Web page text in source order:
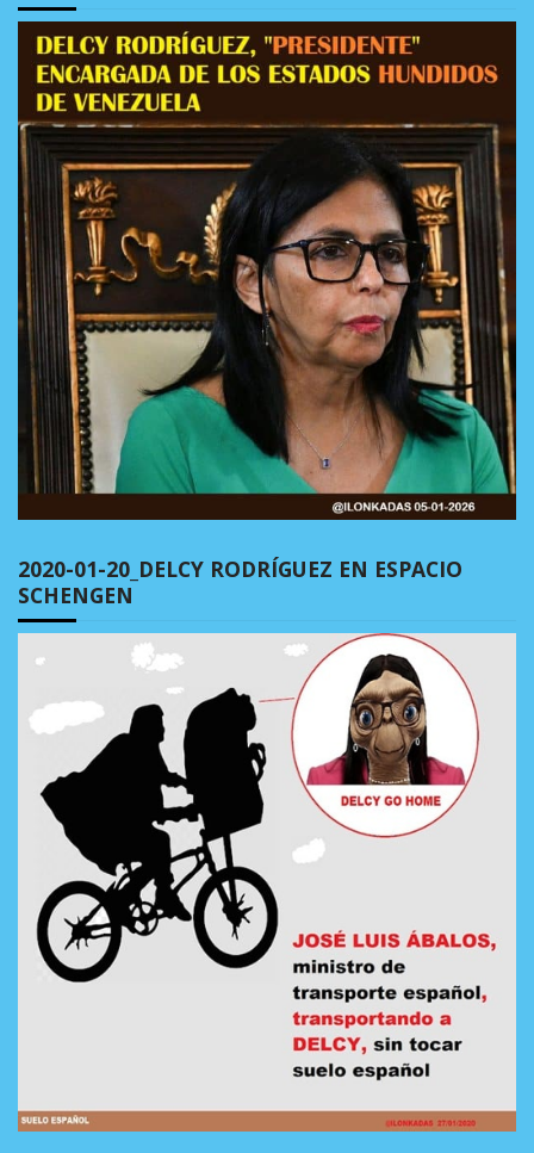
2020-01-20_DELCY RODRÍGUEZ EN ESPACIO
SCHENGEN